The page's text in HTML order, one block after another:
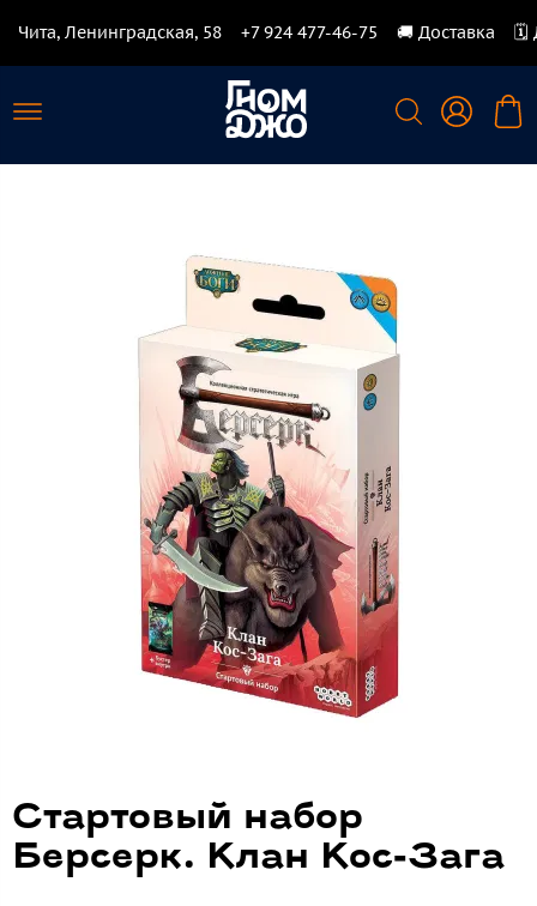
Чита, Ленинградская, 58 +7 924 477-46-75 🚚 Доставка 🗓️
Стартовый набор
Берсерк. Клан Кос-Зага